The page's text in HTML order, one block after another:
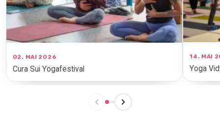
02. MAI 2026
Cura Sui Yogafestival
14. MAI
Yoga